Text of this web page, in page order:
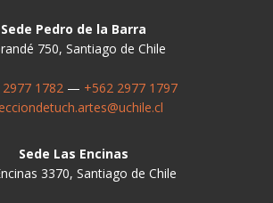
Sede Pedro de la Barra
750, Santiago de Chile
1782— +562 2977 1797
Sede Las Encinas
3370, Santiago de Chile